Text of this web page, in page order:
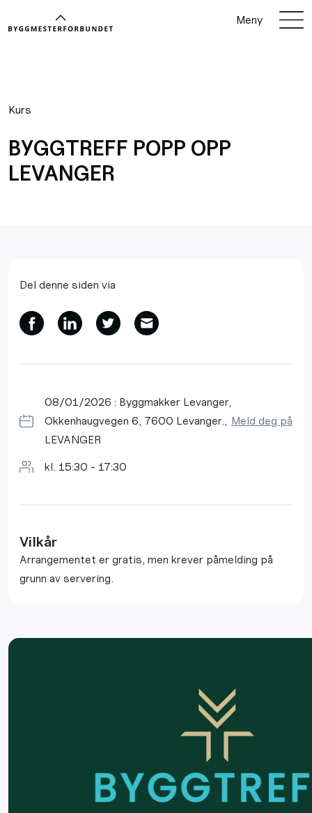
Meny
Kurs
BYGGTREFF POPP OPP
LEVANGER
Del denne siden via
08/01/2026 : Byggmakker Levanger,
Okkenhaugvegen 6, 7600 Levanger.,
LEVANGER
Meld deg på
kl. 15:30 - 17:30
Vilkår
Arrangementet er gratis, men krever påmelding på
grunn av servering.